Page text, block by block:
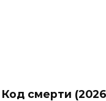
Код смерти